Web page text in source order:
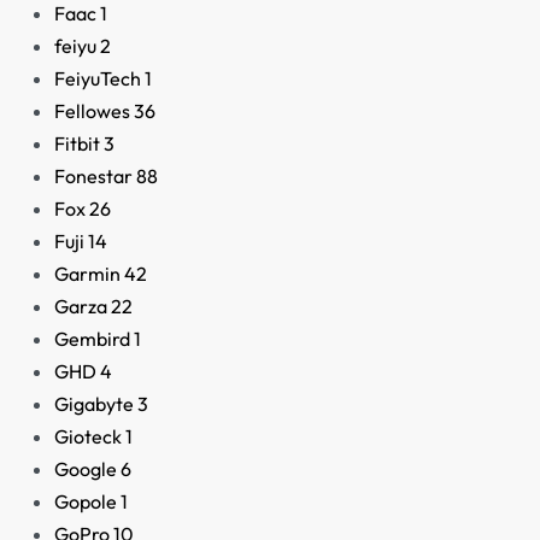
Faac1
feiyu2
FeiyuTech 1
Fellowes36
Fitbit3
Fonestar88
Fox26
Fuji 14
Garmin 42
Garza22
Gembird1
GHD 4
Gigabyte 3
Gioteck1
Google 6
Gopole 1
GoPro10